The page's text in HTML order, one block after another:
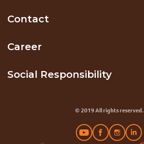
Contact
Career
Social Responsibility
© 2019 All rights reserved.